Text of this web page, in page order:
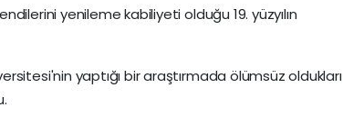
yenileme kabiliyeti olduğu 19. yüzyılın
yaptığı bir araştırmada ölümsüz oldukları